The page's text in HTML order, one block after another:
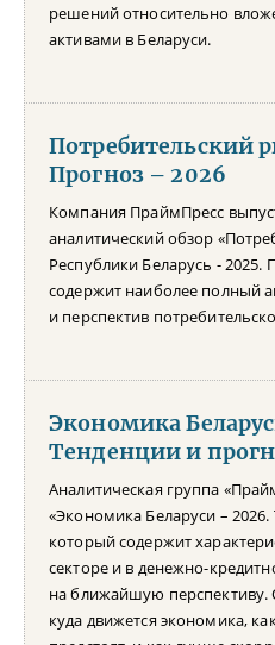
решений относительно
активами в Беларуси.
Потребительский
Прогноз – 2026
Компания ПраймПресс
аналитический обзор
Республики Беларусь - 2025.
содержит наиболее полный
и перспектив
Экономика
Тенденции и
Аналитическая группа
«Экономика Беларуси –
который содержит
секторе и в денежно-
на ближайшую перспективу.
куда движется экономика,